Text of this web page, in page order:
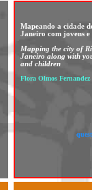
Mapeando a cidade
Janeiro com jovens e
Mapping the city of
Janeiro along with
and children
Flora Olmos Fernandez